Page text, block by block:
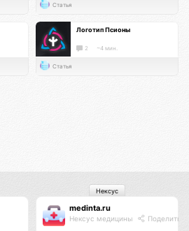
Статья
Логотип Псионы
2 ~4 мин.
Статья
medinta.ru
Нексус медицины Поделиться
Нексус